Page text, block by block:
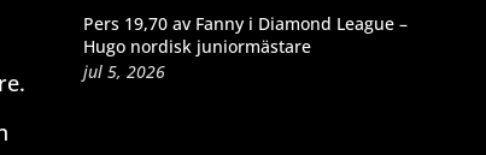
Pers 19,70 av Fanny i Diamond League –
Hugo nordisk juniormästare
jul 5, 2026